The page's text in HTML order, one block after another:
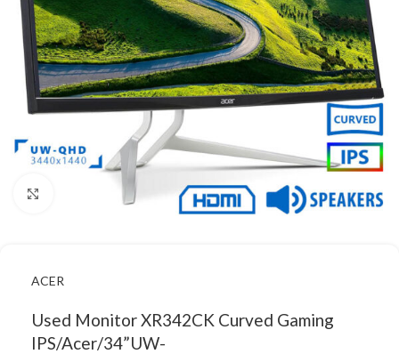
Κάντε κλικ για μεγέθυνση
ACER
Used Monitor XR342CK Curved Gaming
IPS/Acer/34”UW-